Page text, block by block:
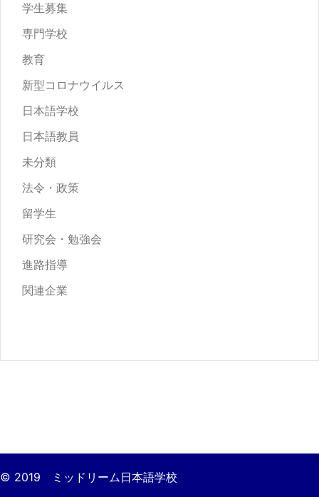
学生募集
専門学校
教育
新型コロナウイルス
日本語学校
日本語教員
未分類
法令・政策
留学生
研究会・勉強会
進路指導
関連企業
© 2019 ミッドリーム日本語学校